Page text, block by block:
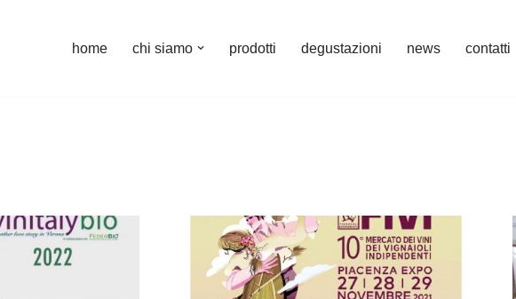
home chi siamo prodotti degustazioni news contatti